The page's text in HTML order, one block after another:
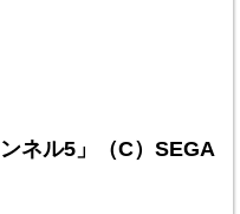
ネル5」（C）SEGA